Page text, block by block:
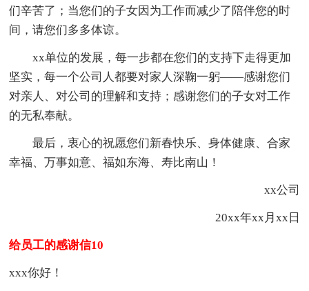
们辛苦了；当您们的子女因为工作而减少了陪伴您的时
间，请您们多多体谅。
xx单位的发展，每一步都在您们的支持下走得更加
坚实，每一个公司人都要对家人深鞠一躬——感谢您们
对亲人、对公司的理解和支持；感谢您们的子女对工作
的无私奉献。
最后，衷心的祝愿您们新春快乐、身体健康、合家
幸福、万事如意、福如东海、寿比南山！
xx公司
20xx年xx月xx日
给员工的感谢信10
xxx你好！